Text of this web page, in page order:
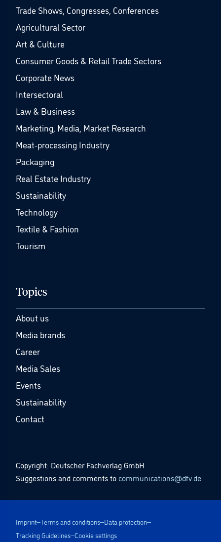
Trade Shows, Congresses, Conferences
Agricultural Sector
Art & Culture
Consumer Goods & Retail Trade Sectors
Corporate News
Intersectoral
Law & Business
Marketing, Media, Market Research
Meat-processing Industry
Packaging
Real Estate Industry
Sustainability
Technology
Textile & Fashion
Tourism
Topics
About us
Media brands
Career
Media Sales
Events
Sustainability
Contact
Copyright: Deutscher Fachverlag GmbH
Suggestions and comments to communications@dfv.de
Imprint Terms and conditions Data protection
Tracking Guidelines Cookie settings